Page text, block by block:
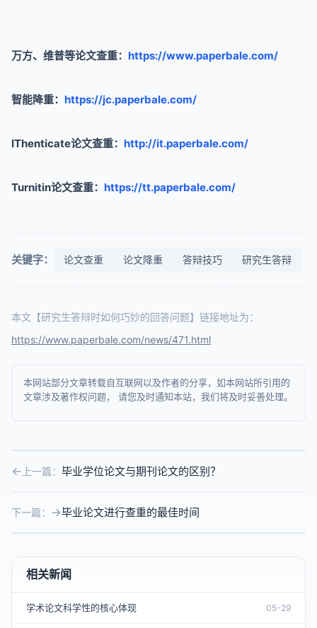
万方、维普等论文查重： https://www.paperbale.com/
智能降重： https://jc.paperbale.com/
IThenticate论文查重： http://it.paperbale.com/
Turnitin论文查重： https://tt.paperbale.com/
关键字： 论文查重 论文降重 答辩技巧 研究生答辩
本文【研究生答辩时如何巧妙的回答问题】链接地址为：
https://www.paperbale.com/news/471.html
本网站部分文章转载自互联网以及作者的分享，如本网站所引用的
文章涉及著作权问题， 请您及时通知本站，我们将及时妥善处理。
上一篇： 毕业学位论文与期刊论文的区别？
下一篇： 毕业论文进行查重的最佳时间
相关新闻
学术论文科学性的核心体现 05-29